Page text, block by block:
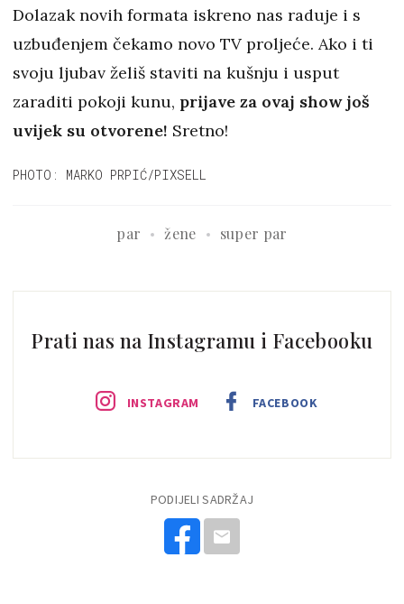
Dolazak novih formata iskreno nas raduje i s
uzbuđenjem čekamo novo TV proljeće. Ako i ti
svoju ljubav želiš staviti na kušnju i usput
zaraditi pokoji kunu, prijave za ovaj show još
uvijek su otvorene! Sretno!
PHOTO: MARKO PRPIĆ/PIXSELL
par žene super par
Prati nas na Instagramu i Facebooku
INSTAGRAM FACEBOOK
PODIJELI SADRŽAJ